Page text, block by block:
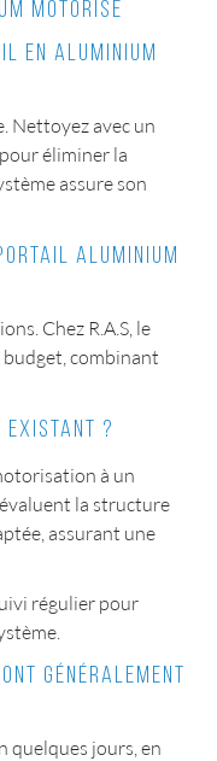
motorisé
en aluminium
Nettoyez avec un
éliminer la
assure son
aluminium
Chez R.A.S, le
combinant
existant ?
à un
la structure
assurant une
régulier pour
généralement
quelques jours, en